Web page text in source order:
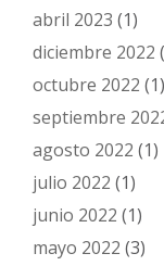
abril 2023 (1)
diciembre 2022
octubre 2022 (1)
septiembre
agosto 2022 (1)
julio 2022 (1)
junio 2022 (1)
mayo 2022 (3)